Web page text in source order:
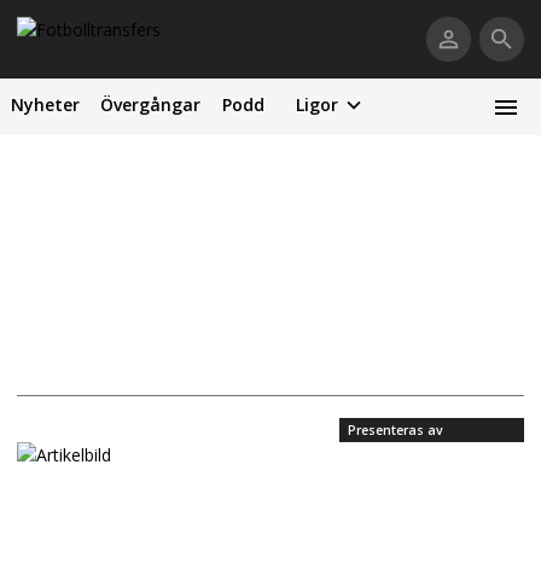
Nyheter Övergångar Podd Ligor
Presenteras av